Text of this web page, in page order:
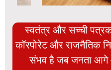
स्वतंत्र और सच्ची
कॉरपोरेट और राजनैतिक
संभव है जब जनता